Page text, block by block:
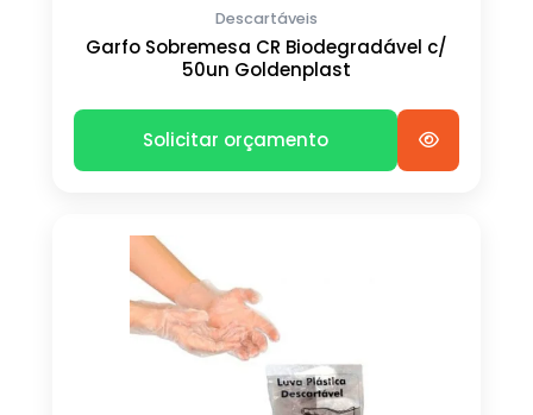
Descartáveis
Garfo Sobremesa CR Biodegradável c/
50un Goldenplast
Solicitar orçamento